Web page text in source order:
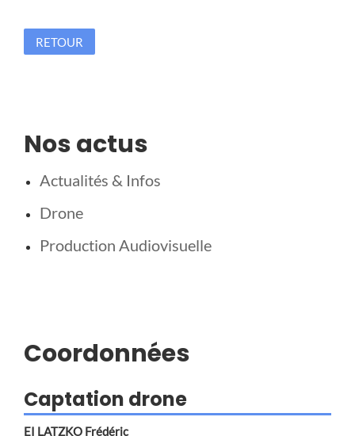
RETOUR
Nos actus
Actualités & Infos
Drone
Production Audiovisuelle
Coordonnées
Captation drone
EI LATZKO Frédéric